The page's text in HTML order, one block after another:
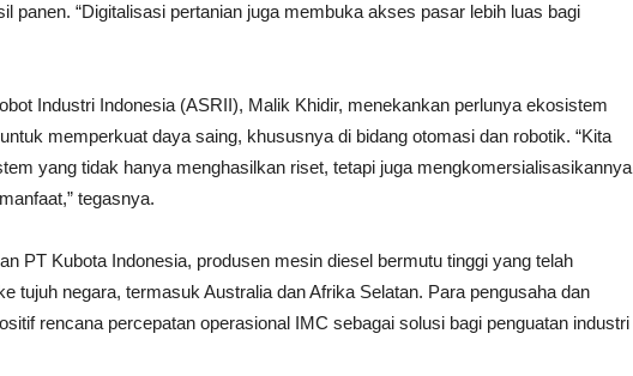
panen. “Digitalisasi pertanian juga membuka akses pasar lebih luas bagi
Industri Indonesia (ASRII), Malik Khidir, menekankan perlunya ekosistem
memperkuat daya saing, khususnya di bidang otomasi dan robotik. “Kita
yang tidak hanya menghasilkan riset, tetapi juga mengkomersialisasikannya
tegasnya.
PT Kubota Indonesia, produsen mesin diesel bermutu tinggi yang telah
tujuh negara, termasuk Australia dan Afrika Selatan. Para pengusaha dan
rencana percepatan operasional IMC sebagai solusi bagi penguatan industri